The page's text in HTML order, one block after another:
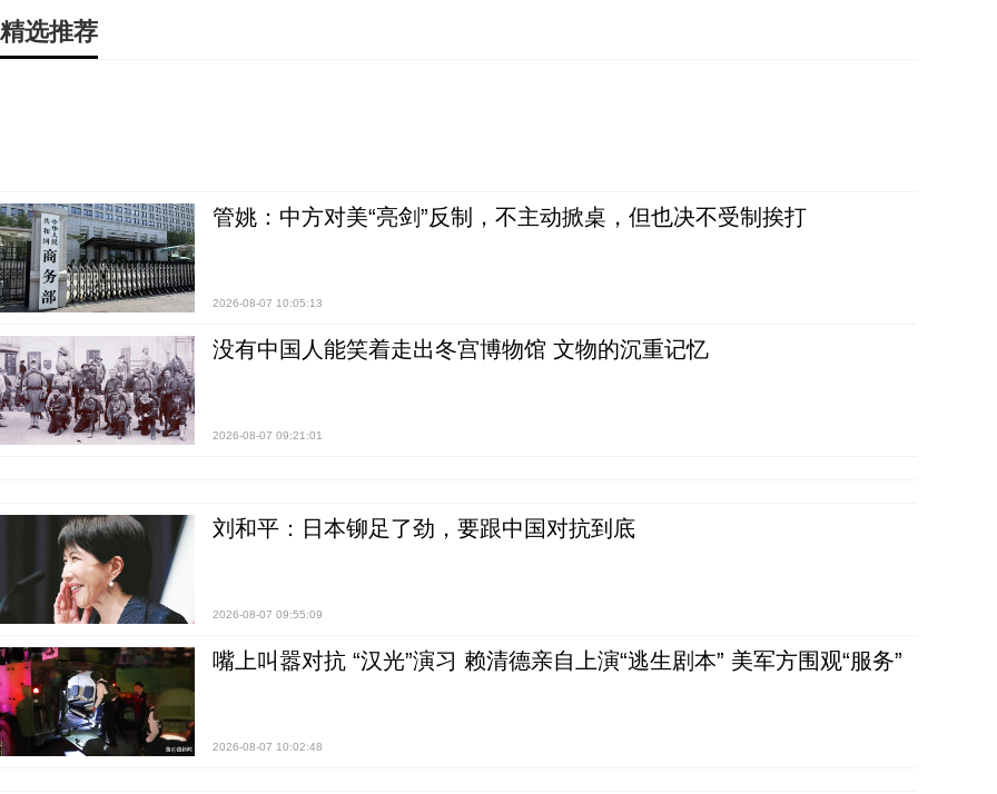
精选推荐
管姚：中方对美“亮剑”反制，不主动掀桌，但也决不受制挨打
2026-08-07 10:05:13
没有中国人能笑着走出冬宫博物馆 文物的沉重记忆
2026-08-07 09:21:01
刘和平：日本铆足了劲，要跟中国对抗到底
2026-08-07 09:55:09
嘴上叫嚣对抗 “汉光”演习 赖清德亲自上演“逃生剧本” 美军方围观“服务”
2026-08-07 10:02:48